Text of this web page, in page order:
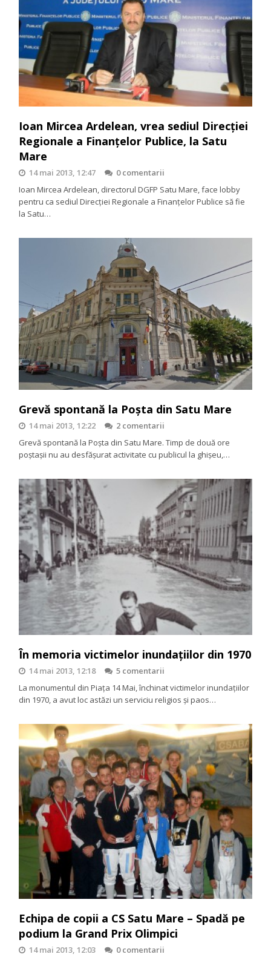
Ioan Mircea Ardelean, vrea sediul Direcției
Regionale a Finanțelor Publice, la Satu
Mare
14 mai 2013, 12:47
0 comentarii
Ioan Mircea Ardelean, directorul DGFP Satu Mare, face lobby
pentru ca sediul Direcției Regionale a Finanțelor Publice să fie
la Satu…
Grevă spontană la Poşta din Satu Mare
14 mai 2013, 12:22
2 comentarii
Grevă spontană la Poşta din Satu Mare. Timp de două ore
poştaşii nu au desfăşurat activitate cu publicul la ghişeu,…
În memoria victimelor inundaţiilor din 1970
14 mai 2013, 12:18
5 comentarii
La monumentul din Piața 14 Mai, închinat victimelor inundațiilor
din 1970, a avut loc astăzi un serviciu religios și paos…
Echipa de copii a CS Satu Mare – Spadă pe
podium la Grand Prix Olimpici
14 mai 2013, 12:03
0 comentarii